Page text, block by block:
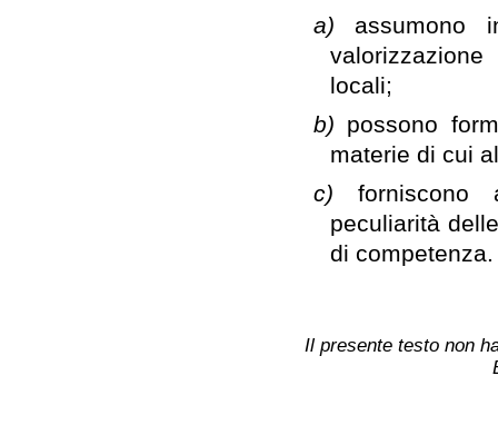
a) assumono
locali;
b) possono
materie di cui
c) forniscono
peculiarità
di competenza.
Il presente testo non